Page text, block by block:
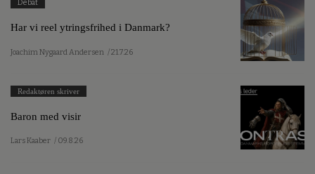
Debat
Har vi reel ytringsfrihed i Danmark?
Joachim Nygaard Andersen / 21.7.26
Redaktøren skriver
Baron med visir
Lars Kaaber / 09.8.26